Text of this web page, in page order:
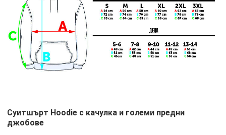
Суитшърт Hoodie с качулка и големи предни
джобове